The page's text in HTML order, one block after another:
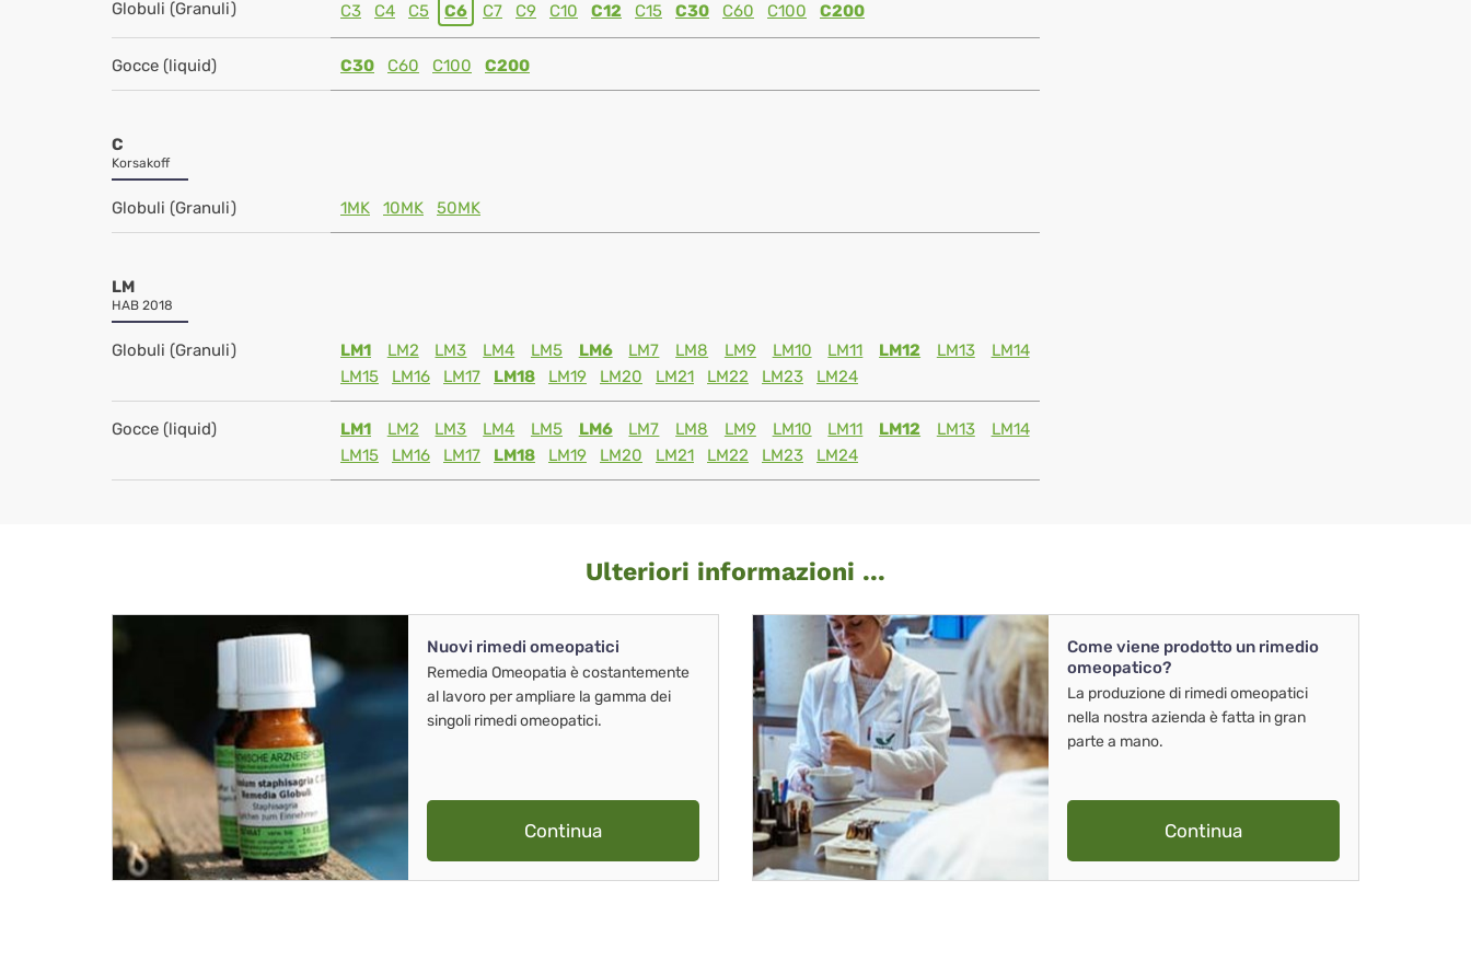
Globuli (Granuli) C3 C4 C5 C6 C7 C9 C10 C12 C15 C30 C60 C100 C200
Gocce (liquid) C30 C60 C100 C200
C
Korsakoff
Globuli (Granuli) 1MK 10MK 50MK
LM
HAB 2018
Globuli (Granuli) LM1 LM2 LM3 LM4 LM5 LM6 LM7 LM8 LM9 LM10 LM11 LM12 LM13
LM14
LM15
LM16 LM17 LM18 LM19 LM20 LM21 LM22 LM23 LM24
Gocce (liquid) LM1 LM2 LM3 LM4 LM5 LM6 LM7 LM8 LM9 LM10 LM11 LM12 LM13
LM14
LM15
LM16 LM17 LM18 LM19 LM20 LM21 LM22 LM23 LM24
Ulteriori informazioni ...
Nuovi rimedi omeopatici
Remedia Omeopatia è costantemente
al lavoro per ampliare la gamma dei
singoli rimedi omeopatici.
Continua
Come viene prodotto un rimedio
omeopatico?
La produzione di rimedi omeopatici
nella nostra azienda è fatta in gran
parte a mano.
Continua